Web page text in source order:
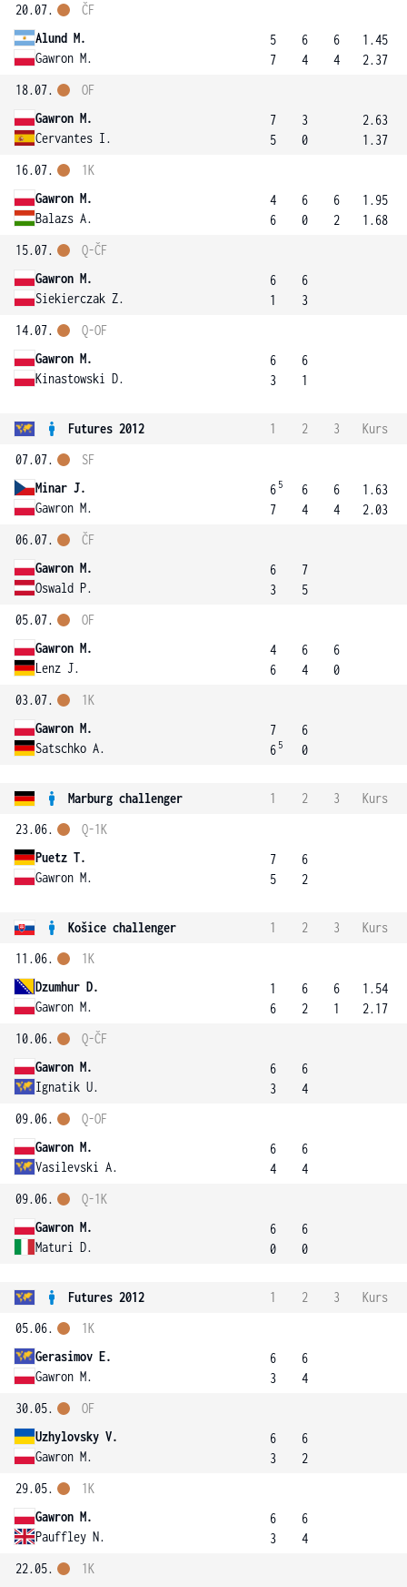
20.07.
Alund M.
Gawron M.
ČF
5
7
6
4
6
4
1.45
2.37
18.07.
Gawron M.
Cervantes I.
OF
7
5
3
0
2.63
1.37
16.07.
Gawron M.
Balazs A.
1K
4
6
6
0
6
2
1.95
1.68
15.07.
Gawron M.
Siekierczak Z.
Q-ČF
6
1
6
3
14.07.
Gawron M.
Kinastowski D.
Q-OF
6
3
6
1
Futures 2012 1 2 3
Kurs
07.07.
Minar J.
Gawron M.
SF
6 5
7
6
4
6
4
1.63
2.03
06.07.
Gawron M.
Oswald P.
ČF
6
3
7
5
05.07.
Gawron M.
Lenz J.
OF
4
6
6
4
6
0
03.07.
Gawron M.
Satschko A.
1K
7
6 5
6
0
Marburg challenger 1 2 3
Kurs
23.06.
Puetz T.
Gawron M.
Q-1K
7
5
6
2
Košice challenger 1 2 3
Kurs
11.06.
Dzumhur D.
Gawron M.
1K
1
6
6
2
6
1
1.54
2.17
10.06.
Gawron M.
Ignatik U.
Q-ČF
6
3
6
4
09.06.
Gawron M.
Vasilevski A.
Q-OF
6
4
6
4
09.06.
Gawron M.
Maturi D.
Q-1K
6
0
6
0
Futures 2012 1 2 3
Kurs
05.06.
Gerasimov E.
Gawron M.
1K
6
3
6
4
30.05.
Uzhylovsky V.
Gawron M.
OF
6
3
6
2
29.05.
Gawron M.
Pauffley N.
1K
6
3
6
4
22.05.
1K